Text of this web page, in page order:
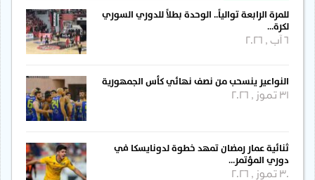
للمرة الرابعة توالياً.. الوحدة بطلاً للدوري السوري
لكرة…
النواعير ينسحب من نصف نهائي كأس الجمهورية
31 تموز , 2026
ثنائية عمار رمضان تمهد خطوة لدونايسكا في
دوري المؤتمر…
30 تموز , 2026